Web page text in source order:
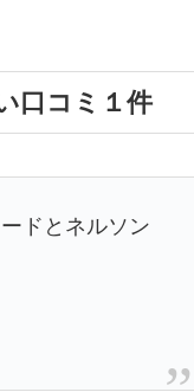
口コミ１件
ドとネルソン